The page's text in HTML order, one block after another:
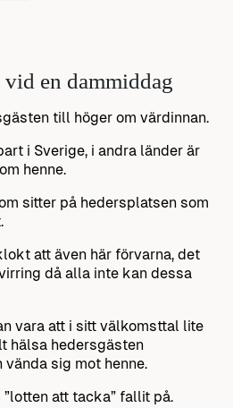
en dammiddag
till höger om värdinnan.
i Sverige, i andra länder är
henne.
sitter på hedersplatsen som
att även här förvarna, det
då alla inte kan dessa
vara att i sitt välkomsttal lite
hälsa hedersgästen
vända sig mot henne.
att tacka” fallit på.